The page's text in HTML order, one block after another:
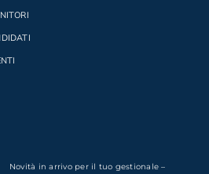
Novità in arrivo per il tuo gestionale –